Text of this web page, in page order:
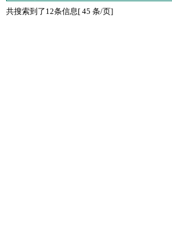
共搜索到了12条信息[ 45 条/页]